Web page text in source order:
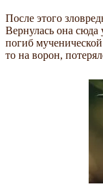
После этого
Вернулась она
погиб
то на ворон,